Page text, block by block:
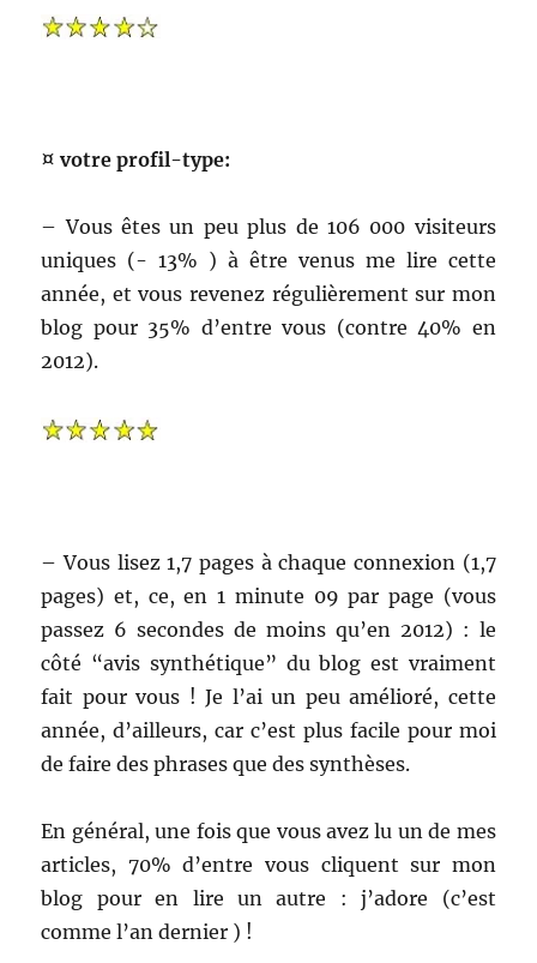
¤ votre profil-type:
– Vous êtes un peu plus de 106 000 visiteurs
uniques (- 13% ) à être venus me lire cette
année, et vous revenez régulièrement sur mon
blog pour 35% d’entre vous (contre 40% en
2012).
– Vous lisez 1,7 pages à chaque connexion (1,7
pages) et, ce, en 1 minute 09 par page (vous
passez 6 secondes de moins qu’en 2012) : le
côté “avis synthétique” du blog est vraiment
fait pour vous ! Je l’ai un peu amélioré, cette
année, d’ailleurs, car c’est plus facile pour moi
de faire des phrases que des synthèses.
En général, une fois que vous avez lu un de mes
articles, 70% d’entre vous cliquent sur mon
blog pour en lire un autre : j’adore (c’est
comme l’an dernier ) !